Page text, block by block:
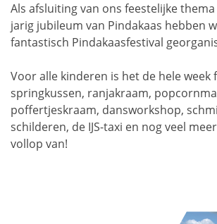
Als afsluiting van ons feestelijke
jarig jubileum van Pindakaas hebben
fantastisch Pindakaasfestival
Voor alle kinderen is het de hele week
springkussen, ranjakraam,
poffertjeskraam, dansworkshop,
schilderen, de IJS-taxi en nog veel
vollop van!